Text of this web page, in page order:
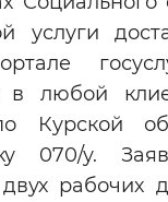
настройки
услуги
любой
Курской
070/у.
рабочих